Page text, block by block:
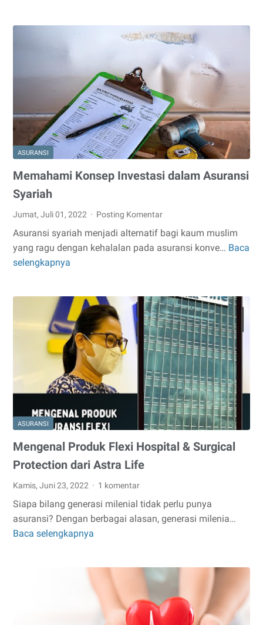
Perlindungan
Halal
ASURANSI
Memahami Konsep Investasi dalam Asuransi
Syariah
Jumat, Juli 01, 2022 Posting Komentar
Asuransi syariah menjadi alternatif bagi kaum muslim
yang ragu dengan kehalalan pada asuransi konve… Baca
selengkapnya
Memahami
dalam
Asuransi
Syariah
ASURANSI
Mengenal Produk Flexi Hospital & Surgical
Protection dari Astra Life
Kamis, Juni 23, 2022 1 komentar
Siapa bilang generasi milenial tidak perlu punya
asuransi? Dengan berbagai alasan, generasi milenia…
Baca selengkapnya
Flexi
Hospital
&
Surgical